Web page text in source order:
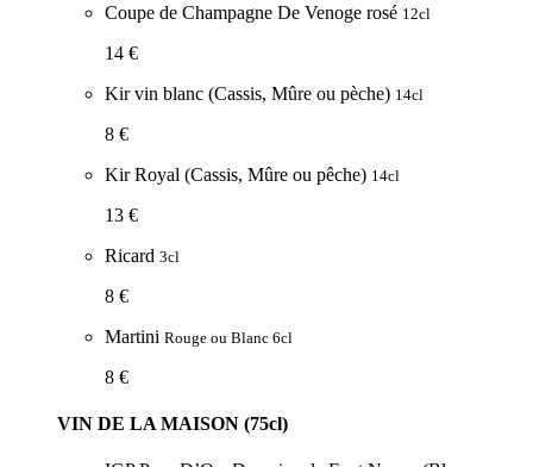
Coupe de Champagne De Venoge rosé 12cl
14 €
Kir vin blanc (Cassis, Mûre ou pèche) 14cl
8 €
Kir Royal (Cassis, Mûre ou pêche) 14cl
13 €
Ricard 3cl
8 €
Martini Rouge ou Blanc 6cl
8 €
VIN DE LA MAISON (75cl)